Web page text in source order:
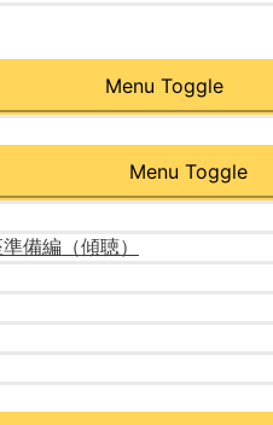
Menu Toggle
Menu Toggle
備編（傾聴）